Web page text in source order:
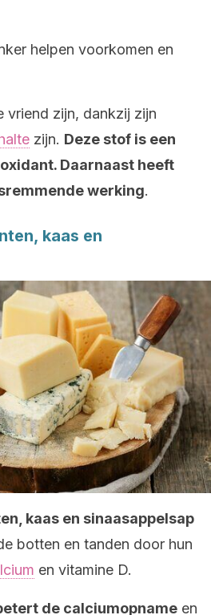
helpen voorkomen en
vriend zijn, dankzij zijn
zijn. Deze stof is een
Daarnaast heeft
werking.
kaas en
kaas en sinaasappelsap
botten en tanden door hun
en vitamine D.
de calciumopname en